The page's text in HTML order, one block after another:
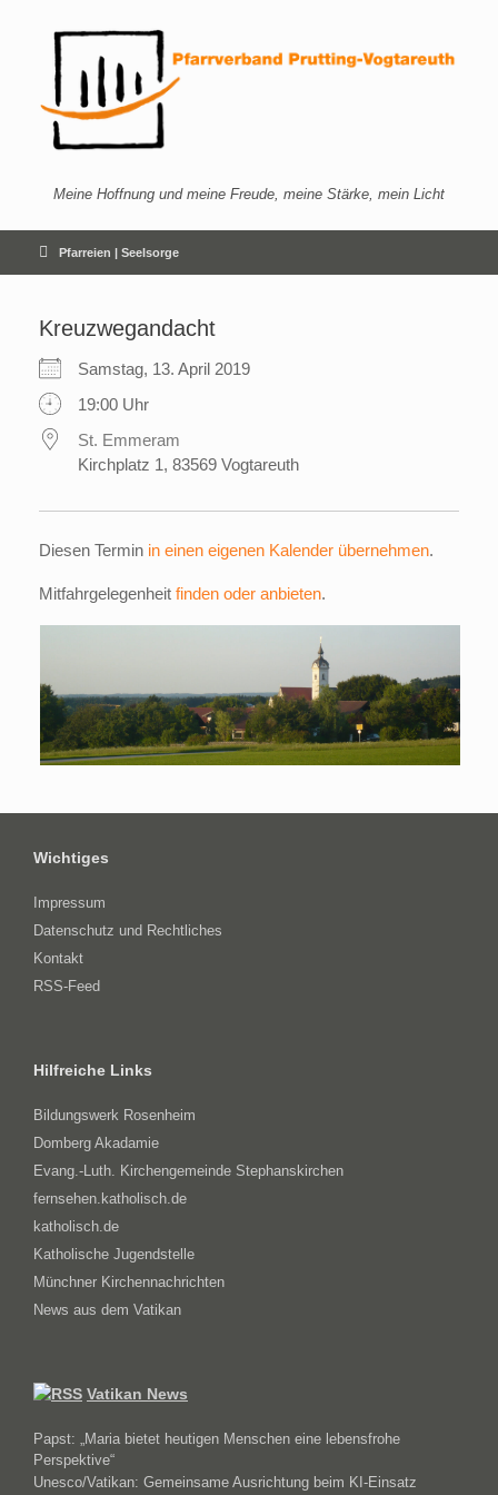
Meine Hoffnung und meine Freude, meine Stärke, mein Licht
Pfarreien | Seelsorge
Kreuzwegandacht
Samstag, 13. April 2019
19:00 Uhr
St. Emmeram
Kirchplatz 1, 83569 Vogtareuth
Diesen Termin in einen eigenen Kalender übernehmen.
Mitfahrgelegenheit finden oder anbieten.
Wichtiges
Impressum
Datenschutz und Rechtliches
Kontakt
RSS-Feed
Hilfreiche Links
Bildungswerk Rosenheim
Domberg Akadamie
Evang.-Luth. Kirchengemeinde Stephanskirchen
fernsehen.katholisch.de
katholisch.de
Katholische Jugendstelle
Münchner Kirchennachrichten
News aus dem Vatikan
Vatikan News
Papst: „Maria bietet heutigen Menschen eine lebensfrohe
Perspektive“
Unesco/Vatikan: Gemeinsame Ausrichtung beim KI-Einsatz